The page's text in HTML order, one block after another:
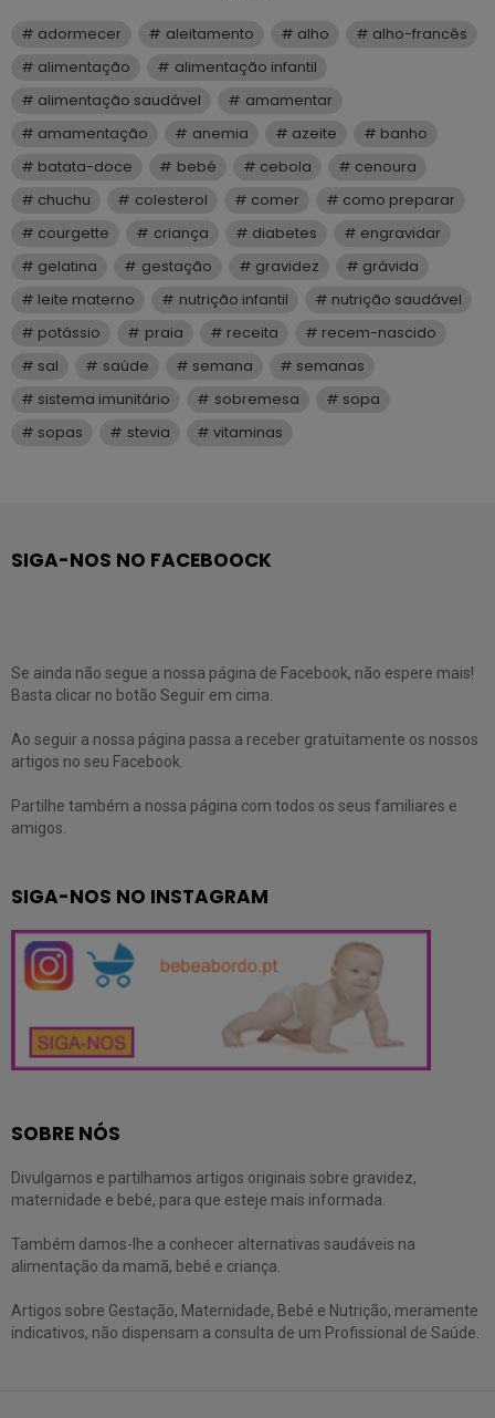
adormecer aleitamento alho
alho-francês
alimentação
alimentação infantil
alimentação saudável
amamentar
amamentação
anemia azeite
banho
batata-doce
bebé cebola
cenoura
chuchu
colesterol comer
como preparar
courgette
criança diabetes
engravidar
gelatina
gestação gravidez
grávida
leite materno
nutrição infantil
nutrição saudável
potássio
praia receita
recem-nascido
sal
saúde semana
semanas
sistema imunitário
sobremesa
sopa
sopas
stevia vitaminas
SIGA-NOS NO FACEBOOCK
Se ainda não segue a nossa página de Facebook, não espere mais!
Basta clicar no botão Seguir em cima.
Ao seguir a nossa página passa a receber gratuitamente os nossos
artigos no seu Facebook.
Partilhe também a nossa página com todos os seus familiares e
amigos.
SIGA-NOS NO INSTAGRAM
SOBRE NÓS
Divulgamos e partilhamos artigos originais sobre gravidez,
maternidade e bebé, para que esteje mais informada.
Também damos-lhe a conhecer alternativas saudáveis na
alimentação da mamã, bebé e criança.
Artigos sobre Gestação, Maternidade, Bebé e Nutrição, meramente
indicativos, não dispensam a consulta de um Profissional de Saúde.